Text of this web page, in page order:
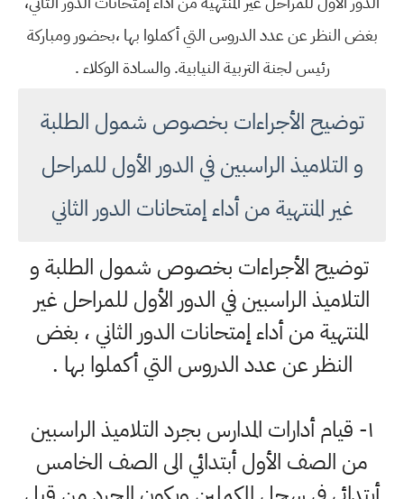
بغض النظر عن عدد الدروس التي أكملوا بها ،بحضور ومباركة
رئيس لجنة التربية النيابية. والسادة الوكلاء .
توضيح الأجراءات بخصوص شمول الطلبة
و التلاميذ الراسبين في الدور الأول للمراحل
غير المنتهية من أداء إمتحانات الدور الثاني
توضيح الأجراءات بخصوص شمول الطلبة و
التلاميذ الراسبين في الدور الأول للمراحل غير
المنتهية من أداء إمتحانات الدور الثاني ، بغض
النظر عن عدد الدروس التي أكملوا بها .
١- قيام أدارات المدارس بجرد التلاميذ الراسبين
من الصف الأول أبتدائي الى الصف الخامس